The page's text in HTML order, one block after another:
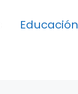
Educación